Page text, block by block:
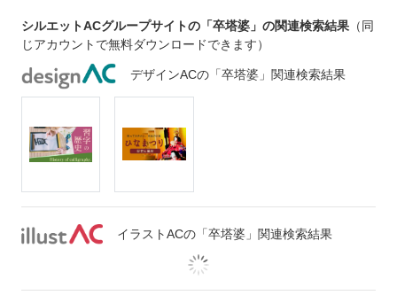
シルエットACグループサイトの「卒塔婆」の関連検索結果 （同
じアカウントで無料ダウンロードできます）
デザインACの「卒塔婆」関連検索結果
イラストACの「卒塔婆」関連検索結果